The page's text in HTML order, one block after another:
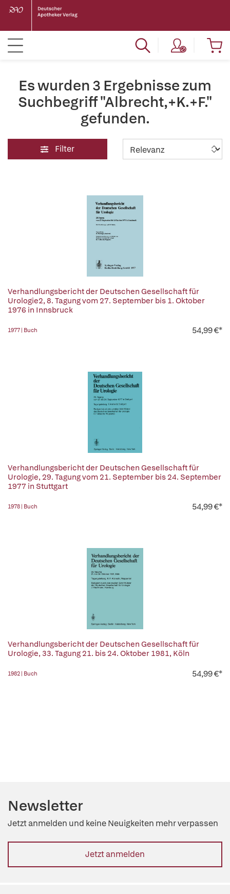
Es wurden 3 Ergebnisse zum
Suchbegriff "Albrecht,+K.+F."
gefunden.
Filter
Verhandlungsbericht der Deutschen Gesellschaft für
Urologie2, 8. Tagung vom 27. September bis 1. Oktober
1976 in Innsbruck
1977 | Buch 54,99 €*
Verhandlungsbericht der Deutschen Gesellschaft für
Urologie, 29. Tagung vom 21. September bis 24. September
1977 in Stuttgart
1978 | Buch 54,99 €*
Verhandlungsbericht der Deutschen Gesellschaft für
Urologie, 33. Tagung 21. bis 24. Oktober 1981, Köln
1982 | Buch 54,99 €*
Newsletter
Jetzt anmelden und keine Neuigkeiten mehr verpassen
Jetzt anmelden